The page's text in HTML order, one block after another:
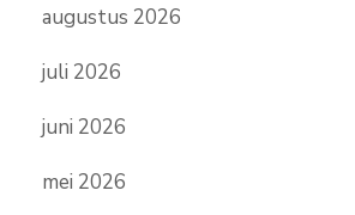
augustus 2026
juli 2026
juni 2026
mei 2026